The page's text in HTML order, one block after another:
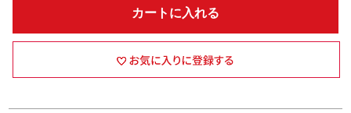
カートに入れる